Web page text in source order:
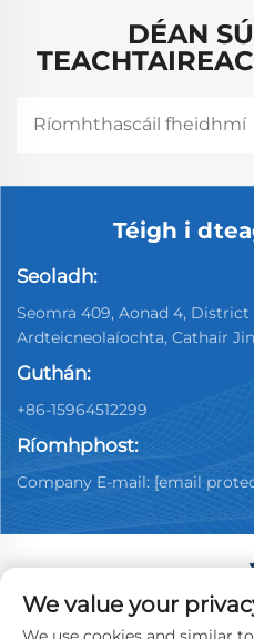
DÉAN
Téigh i
Seoladh:
Seomra 409, Aonad 4,
Ardteicneolaíochta, Cathair
Guthán:
+86-15964512299
Ríomhphost:
Company E-mail: [email
We value your